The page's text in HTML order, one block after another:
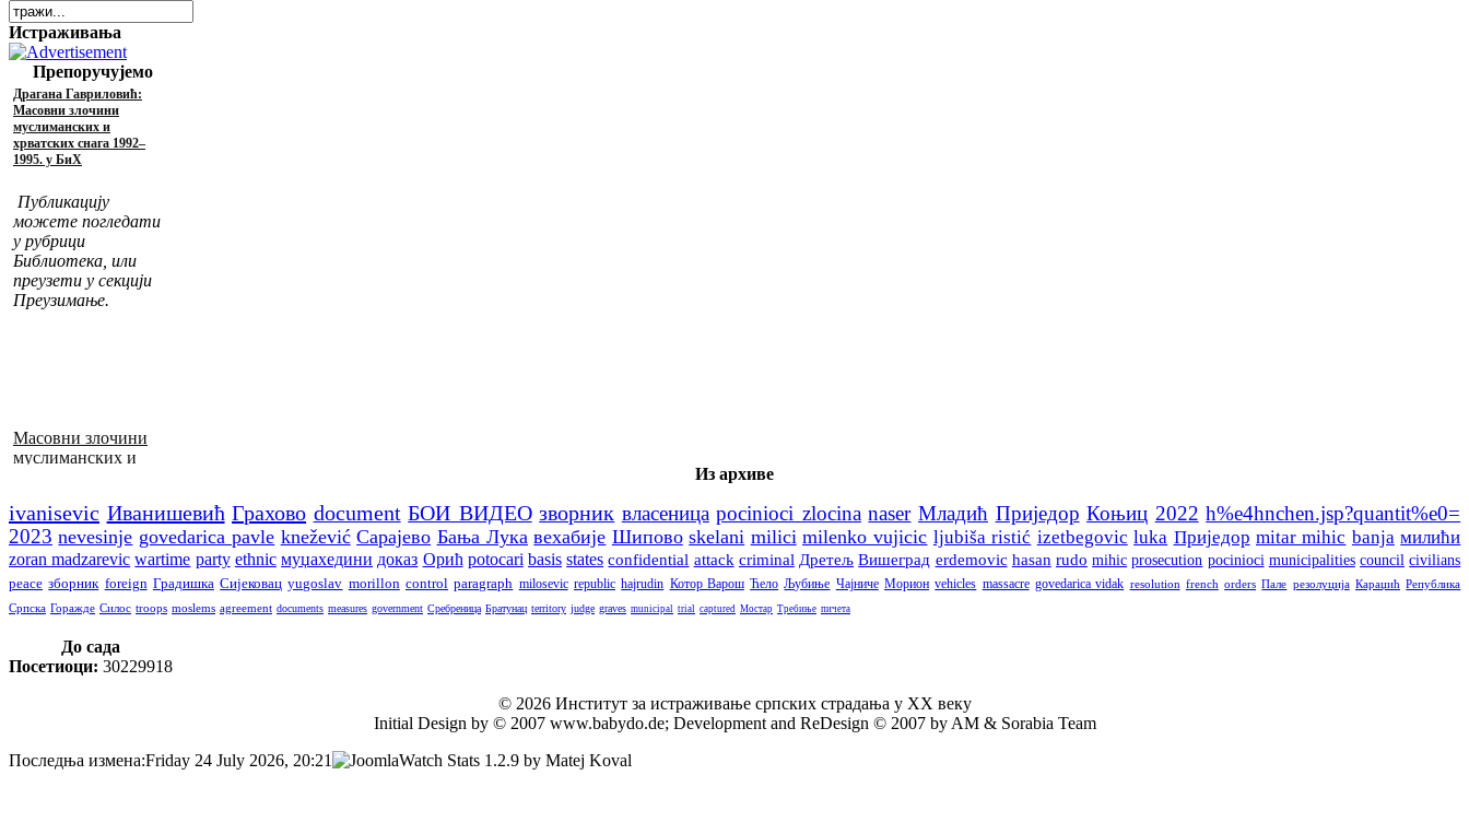
Истраживања
Препоручујемо
Драгана Гавриловић:
Масовни злочини
муслиманских и
хрватских снага 1992–
1995. у БиХ
Публикацију
можете погледати
у рубрици
Библиотека, или
преузети у секцији
Преузимање.
Масовни злочини
муслиманских и
Из архиве
ivanisevic Иванишевић Грахово document БОИ ВИДЕО зворник власеница pocinioci zlocina naser Младић Приједор Коњиц 2022 h%e4hnchen.jsp?quantit%e0=
2023 nevesinje govedarica pavle knežević Сарајево Бања Лука вехабије Шипово skelani milici milenko vujicic ljubiša ristić izetbegovic luka Приједор mitar mihic banja милићи
zoran madzarevic wartime party ethnic муџахедини доказ Орић potocari basis states confidential attack criminal Дретељ Вишеград erdemovic hasan rudo mihic prosecution pocinioci municipalities council civilians
peace зборник foreign Градишка Сијековац yugoslav morillon control paragraph milosevic republic hajrudin Котор Варош Ћело Љубиње Чајниче Морион vehicles massacre govedarica vidak resolution french orders Пале резолуција Караџић Република
Српска Горажде Силос troops moslems agreement documents measures government Сребреница Братунац territory judge graves municipal trial captured Мостар Требиње пичета
До сада
Посетиоци: 30229918
© 2026 Институт за истраживање српских страдања у XX веку
Initial Design by © 2007 www.babydo.de; Development and ReDesign © 2007 by AM & Sorabia Team
Последња измена:Friday 24 July 2026, 20:21